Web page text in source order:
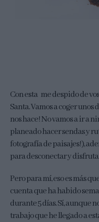
Con esta me despido de
Santa. Vamos a coger unos
nos hace! No vamos a ir a
planeado hacer sendas y
fotografía de paisajes!),
para desconectar y
Pero para mí, eso es más
cuenta que ha habido
durante 5 días. Sí, aunque
trabajo que he llegado a